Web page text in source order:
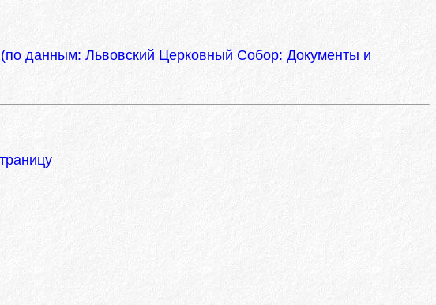
данным: Львовский Церковный Собор: Документы и